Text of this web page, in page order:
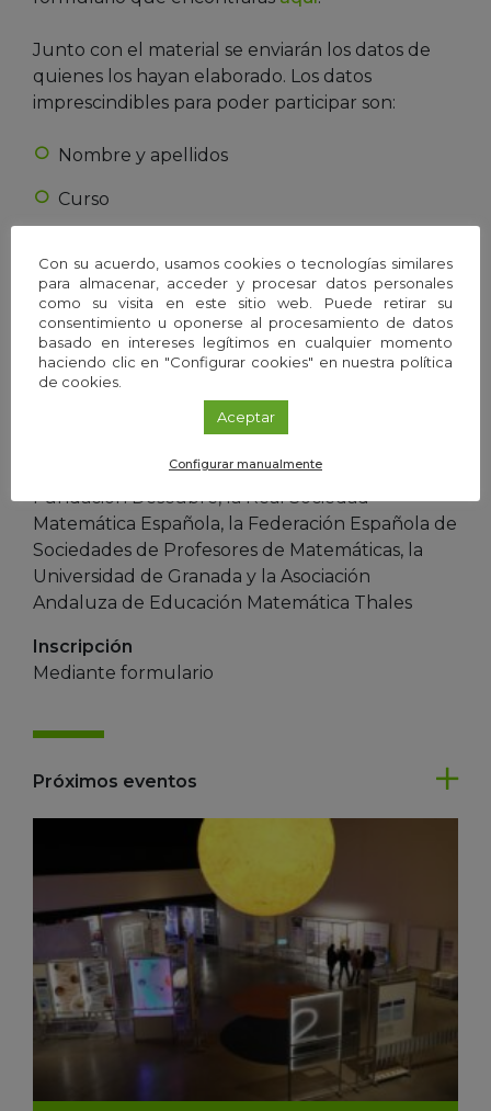
Junto con el material se enviarán los datos de
quienes los hayan elaborado. Los datos
imprescindibles para poder participar son:
Nombre y apellidos
Curso
Localidad y Provincia del Centro
Dirección electrónica de contacto
Provincia / región
Teléfono de contacto
Fundación Descubre, la Real Sociedad
Matemática Española, la Federación Española de
Sociedades de Profesores de Matemáticas, la
Universidad de Granada y la Asociación
Andaluza de Educación Matemática Thales
Inscripción
Mediante formulario
Próximos eventos
Con su acuerdo, usamos cookies o tecnologías similares
para almacenar, acceder y procesar datos personales
como su visita en este sitio web. Puede retirar su
consentimiento u oponerse al procesamiento de datos
basado en intereses legítimos en cualquier momento
haciendo clic en "Configurar cookies" en nuestra política
de cookies.
Aceptar
Configurar manualmente